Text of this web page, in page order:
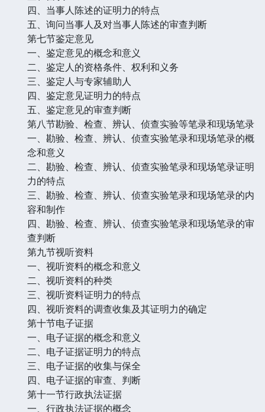
四、当事人陈述的证明力的特点
五、询问当事人及对当事人陈述的审查判断
第七节鉴定意见
一、鉴定意见的概念和意义
二、鉴定人的资格条件、权利和义务
三、鉴定人与专家辅助人
四、鉴定意见证明力的特点
五、鉴定意见的审查判断
第八节勘验、检查、辨认、侦查实验等笔录和现场笔录
一、勘验、检查、辨认、侦查实验笔录和现场笔录的概
念和意义
二、勘验、检查、辨认、侦查实验笔录和现场笔录证明
力的特点
三、勘验、检查、辨认、侦查实验笔录和现场笔录的内
容和制作
四、勘验、检查、辨认、侦查实验笔录和现场笔录的审
查判断
第九节视听资料
一、视听资料的概念和意义
二、视听资料的种类
三、视听资料证明力的特点
四、视听资料的调查收集及其证明力的确定
第十节电子证据
一、电子证据的概念和意义
二、电子证据证明力的特点
三、电子证据的收集与保全
四、电子证据的审查、判断
第十一节行政执法证据
一、行政执法证据的概念